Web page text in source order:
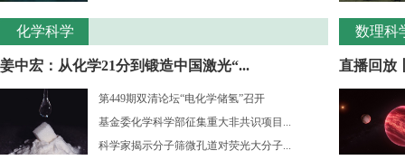
化学科学
姜中宏：从化学21分到锻造中国激光“...
第449期双清论坛“电化学储氢”召开
基金委化学科学部征集重大非共识项目...
科学家揭示分子筛微孔道对荧光大分子...
数理科
直播回放